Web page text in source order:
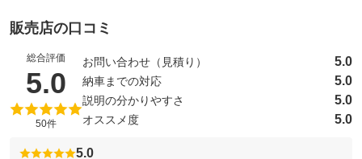
販売店の口コミ
総合評価
5.0 （5点満点中）
50件
お問い合わせ（見積り） 5.0
納車までの対応 5.0
説明の分かりやすさ 5.0
オススメ度 5.0
5.0